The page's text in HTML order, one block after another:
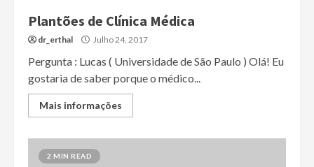
Plantões de Clínica Médica
dr_erthal Julho 24, 2017
Pergunta : Lucas ( Universidade de São Paulo ) Olá! Eu
gostaria de saber porque o médico...
Mais informações
2 MIN READ